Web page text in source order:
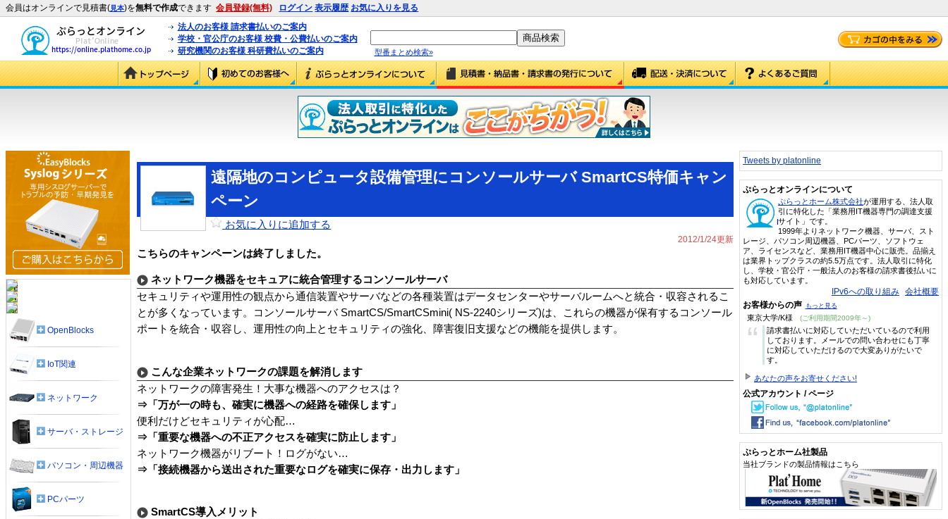
会員はオンラインで見積書(見本)を無料で作成できます 会員登録(無料) ログイン 表示履歴 お気に入りを見る
法人のお客様 請求書払いのご案内
学校・官公庁のお客様 校費・公費払いのご案内
研究機関のお客様 科研費払いのご案内
型番まとめ検索»
遠隔地のコンピュータ設備管理にコンソールサーバ SmartCS特価キャン
ペーン
お気に入りに追加する
2012/1/24更新
こちらのキャンペーンは終了しました。
ネットワーク機器をセキュアに統合管理するコンソールサーバ
セキュリティや運用性の観点から通信装置やサーバなどの各種装置はデータセンターやサーバルームへと統合・収容されるこ
とが多くなっています。コンソールサーバ SmartCS/SmartCSmini( NS-2240シリーズ)は、これらの機器が保有するコンソール
ポートを統合・収容し、運用性の向上とセキュリティの強化、障害復旧支援などの機能を提供します。
こんな企業ネットワークの課題を解消します
ネットワークの障害発生！大事な機器へのアクセスは？
⇒「万が一の時も、確実に機器への経路を確保します」
便利だけどセキュリティが心配…
⇒「重要な機器への不正アクセスを確実に防止します」
ネットワーク機器がリブート！ログがない…
⇒「接続機器から送出された重要なログを確実に保存・出力します」
SmartCS導入メリット
OpenBlocks
IoT関連
ネットワーク
サーバ・ストレージ
パソコン・周辺機器
PCパーツ
Tweets by platonline
ぷらっとオンラインについて
ぷらっとホーム株式会社が運用する、法人取
引に特化した「業務用IT機器専門の調達支援
サイト」です。
1999年よりネットワーク機器、サーバ、スト
レージ、パソコン周辺機器、PCパーツ、ソフトウェ
ア、ライセンスなど、業務用IT機器中心に販売。品揃え
は業界トップクラスの約5.5万点です。法人取引に特化
し、学校・官公庁・一般法人のお客様の請求書後払いに
も対応しています。
IPv6への取り組み 会社概要
お客様からの声 もっと見る
東京大学/K様 (ご利用期間2009年～)
“
請求書払いに対応していただいているので利用
しております。メールでの問い合わせにも丁寧
に対応していただけるので大変ありがたいで
す。
あなたの声をお寄せください!
公式アカウント / ページ
ぷらっとホーム社製品
当社ブランドの製品情報はこちら